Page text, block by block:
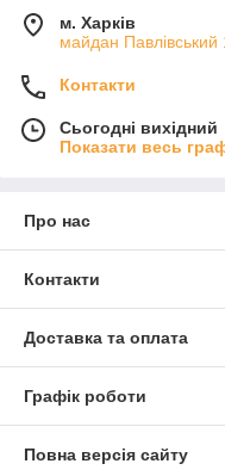
м. Харків
майдан
Контакти
Сьогодні вихідний
Показати весь
Про нас
Контакти
Доставка та оплата
Графік роботи
Повна версія сайту